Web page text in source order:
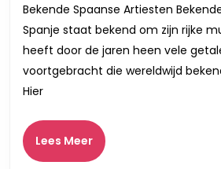
Bekende Spaanse Artiesten
Spanje staat bekend om zijn rijke
heeft door de jaren heen vele
voortgebracht die wereldwijd
Hier
Lees MeerLees
Meer